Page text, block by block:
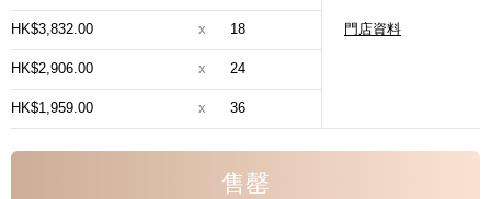
門店資料
HK$3,832.00 x 18
HK$2,906.00 x 24
HK$1,959.00 x 36
售罄